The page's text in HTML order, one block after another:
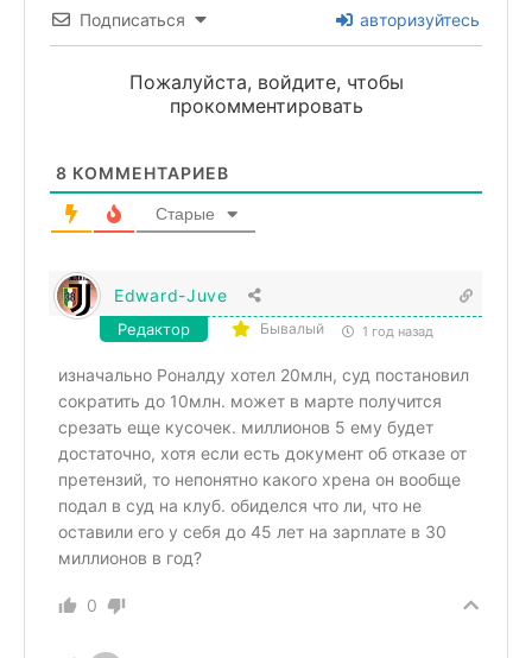
Подписаться авторизуйтесь
Пожалуйста, войдите, чтобы
прокомментировать
8 КОММЕНТАРИЕВ
Старые
Edward-Juve
Редактор Бывалый 1 год назад
изначально Роналду хотел 20млн, суд постановил
сократить до 10млн. может в марте получится
срезать еще кусочек. миллионов 5 ему будет
достаточно, хотя если есть документ об отказе от
претензий, то непонятно какого хрена он вообще
подал в суд на клуб. обиделся что ли, что не
оставили его у себя до 45 лет на зарплате в 30
миллионов в год?
0